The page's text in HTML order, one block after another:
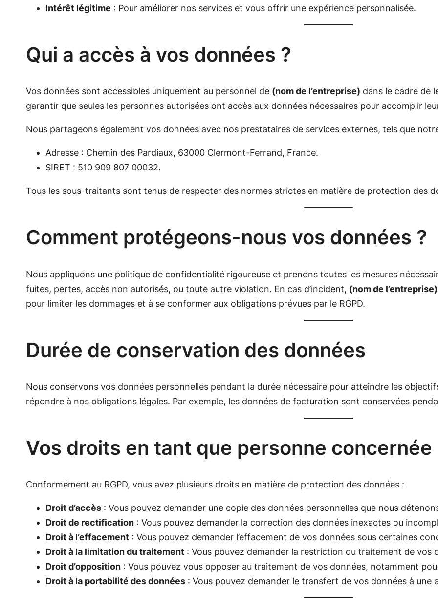
Intérêt légitime : Pour améliorer nos services et vous offrir une expérience personnalisée.
Qui a accès à vos données ?
Vos données sont accessibles uniquement au personnel de (nom de l’entreprise) dans le cadre de
garantir que seules les personnes autorisées ont accès aux données nécessaires pour accomplir
Nous partageons également vos données avec nos prestataires de services externes, tels que
Adresse : Chemin des Pardiaux, 63000 Clermont-Ferrand, France.
SIRET : 510 909 807 00032.
Tous les sous-traitants sont tenus de respecter des normes strictes en matière de protection des
Comment protégeons-nous vos données ?
Nous appliquons une politique de confidentialité rigoureuse et prenons toutes les mesures
fuites, pertes, accès non autorisés, ou toute autre violation. En cas d’incident, (nom de l’entreprise)
pour limiter les dommages et à se conformer aux obligations prévues par le RGPD.
Durée de conservation des données
Nous conservons vos données personnelles pendant la durée nécessaire pour atteindre les
répondre à nos obligations légales. Par exemple, les données de facturation sont conservées
Vos droits en tant que personne concernée
Conformément au RGPD, vous avez plusieurs droits en matière de protection des données :
Droit d’accès: Vous pouvez demander une copie des données personnelles que nous
Droit de rectification: Vous pouvez demander la correction des données inexactes ou
Droit à l’effacement: Vous pouvez demander l’effacement de vos données sous certaines
Droit à la limitation du traitement: Vous pouvez demander la restriction du traitement de vos
Droit d’opposition: Vous pouvez vous opposer au traitement de vos données, notamment
Droit à la portabilité des données: Vous pouvez demander le transfert de vos données à une